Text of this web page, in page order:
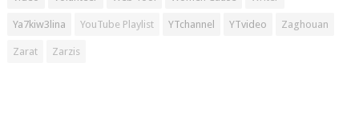
Ya7kiw3lina YouTube Playlist YTchannel YTvideo Zaghouan
Zarat Zarzis